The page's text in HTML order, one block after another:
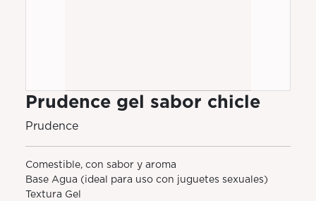
Prudence gel sabor chicle
Prudence
Comestible, con sabor y aroma
Base Agua (ideal para uso con juguetes sexuales)
Textura Gel